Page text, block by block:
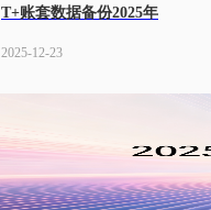
T+账套数据备份2025年
2025-12-23